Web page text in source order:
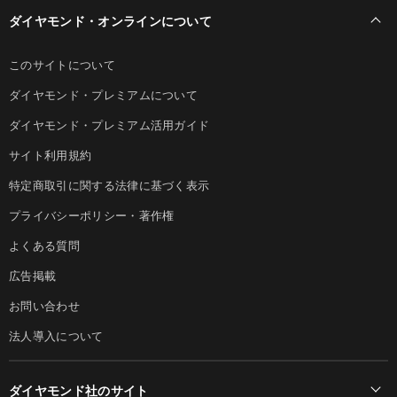
ダイヤモンド・オンラインについて
このサイトについて
ダイヤモンド・プレミアムについて
ダイヤモンド・プレミアム活用ガイド
サイト利用規約
特定商取引に関する法律に基づく表示
プライバシーポリシー・著作権
よくある質問
広告掲載
お問い合わせ
法人導入について
ダイヤモンド社のサイト